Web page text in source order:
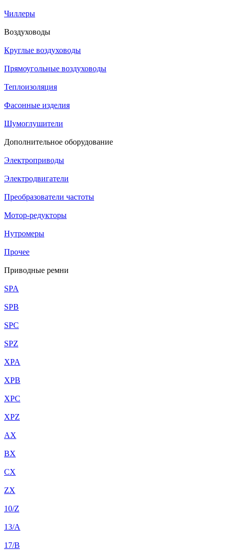
Чиллеры
Воздуховоды
Круглые воздуховоды
Прямоугольные воздуховоды
Теплоизоляция
Фасонные изделия
Шумоглушители
Дополнительное оборудование
Электроприводы
Электродвигатели
Преобразователи частоты
Мотор-редукторы
Нутромеры
Прочее
Приводные ремни
SPA
SPB
SPC
SPZ
XPA
XPB
XPC
XPZ
AX
BX
CX
ZX
10/Z
13/A
17/B